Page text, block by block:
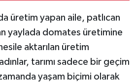
üretim yapan aile, patlıcan
yaylada domates üretimine
aktarılan üretim
tarımı sadece bir geçim
yaşam biçimi olarak